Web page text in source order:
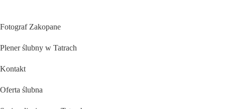
Fotograf Zakopane
Plener ślubny w Tatrach
Kontakt
Oferta ślubna